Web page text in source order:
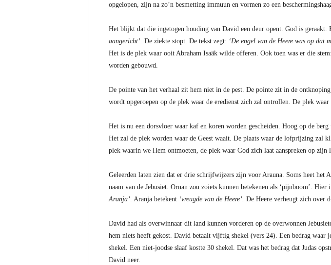
opgelopen, zijn na zo’n besmetting immuun en vormen zo een
Het blijkt dat die ingetogen houding van David een deur opent. God is geraakt.
aangericht’. De ziekte stopt. De tekst zegt: ‘De engel van de Heere was op dat
Het is de plek waar ooit Abraham Isaäk wilde offeren. Ook toen was er die stem:
worden gebouwd.
De pointe van het verhaal zit hem niet in de pest. De pointe zit in de
wordt opgeroepen op de plek waar de eredienst zich zal ontrollen. De plek waar
Het is nu een dorsvloer waar kaf en koren worden gescheiden. Hoog op de
Het zal de plek worden waar de Geest waait. De plaats waar de lofprijzing
plek waarin we Hem ontmoeten, de plek waar God zich laat aanspreken op zijn
Geleerden laten zien dat er drie schrijfwijzers zijn voor Arauna. Soms heet
naam van de Jebusiet. Ornan zou zoiets kunnen betekenen als ‘pijnboom’.
Aranja’. Aranja betekent ‘vreugde van de Heere’. De Heere verheugt zich over
David had als overwinnaar dit land kunnen vorderen op de overwonnen
hem niets heeft gekost. David betaalt vijftig shekel (vers 24). Een bedrag
shekel. Een niet-joodse slaaf kostte 30 shekel. Dat was het bedrag dat Judas
David neer.